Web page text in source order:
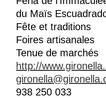
du Maïs
Fête et traditions
Foires artisanales
Tenue de marchés
http://
938 250 033